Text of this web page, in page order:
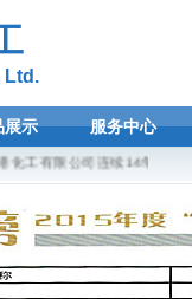
Ltd.
展示 服务中心
化工有限公司连续14年荣登